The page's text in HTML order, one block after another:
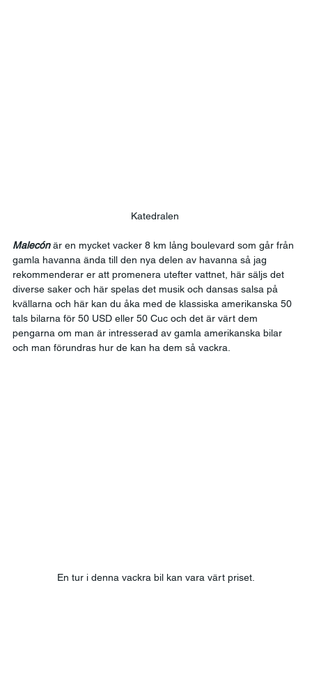
Katedralen
Malecón är en mycket vacker 8 km lång boulevard som går från
gamla havanna ända till den nya delen av havanna så jag
rekommenderar er att promenera utefter vattnet, här säljs det
diverse saker och här spelas det musik och dansas salsa på
kvällarna och här kan du åka med de klassiska amerikanska 50
tals bilarna för 50 USD eller 50 Cuc och det är värt dem
pengarna om man är intresserad av gamla amerikanska bilar
och man förundras hur de kan ha dem så vackra.
En tur i denna vackra bil kan vara värt priset.